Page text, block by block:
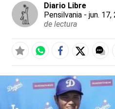
Diario Libre
Pensilvania - jun. 17,
de lectura